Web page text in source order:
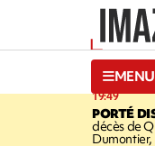
MENU
19:49
PORTÉ
décès de